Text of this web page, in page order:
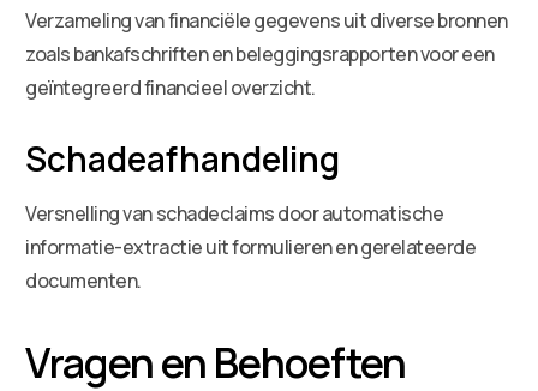
Verzameling van financiële gegevens uit diverse bronnen
zoals bankafschriften en beleggingsrapporten voor een
geïntegreerd financieel overzicht.
Schadeafhandeling
Versnelling van schadeclaims door automatische
informatie-extractie uit formulieren en gerelateerde
documenten.
Vragen en Behoeften